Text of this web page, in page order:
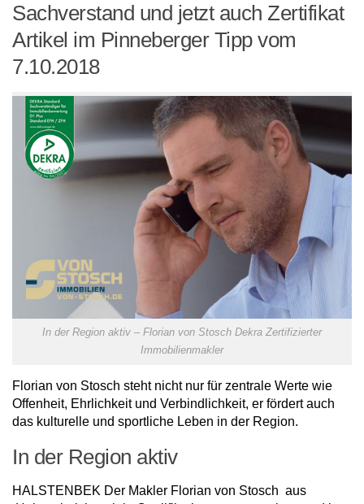
Sachverstand und jetzt auch Zertifikat
Artikel im Pinneberger Tipp vom
7.10.2018
In der Region aktiv – Florian von Stosch Dekra Zertifizierter
Immobilienmakler
Florian von Stosch steht nicht nur für zentrale Werte wie
Offenheit, Ehrlichkeit und Verbindlichkeit, er fördert auch
das kulturelle und sportliche Leben in der Region.
In der Region aktiv
HALSTENBEK Der Makler Florian von Stosch aus